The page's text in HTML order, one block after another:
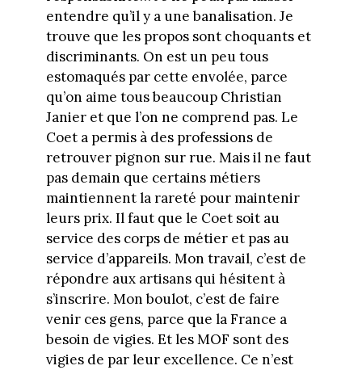
entendre qu’il y a une banalisation. Je
trouve que les propos sont choquants et
discriminants. On est un peu tous
estomaqués par cette envolée, parce
qu’on aime tous beaucoup Christian
Janier et que l’on ne comprend pas. Le
Coet a permis à des professions de
retrouver pignon sur rue. Mais il ne faut
pas demain que certains métiers
maintiennent la rareté pour maintenir
leurs prix. Il faut que le Coet soit au
service des corps de métier et pas au
service d’appareils. Mon travail, c’est de
répondre aux artisans qui hésitent à
s’inscrire. Mon boulot, c’est de faire
venir ces gens, parce que la France a
besoin de vigies. Et les MOF sont des
vigies de par leur excellence. Ce n’est